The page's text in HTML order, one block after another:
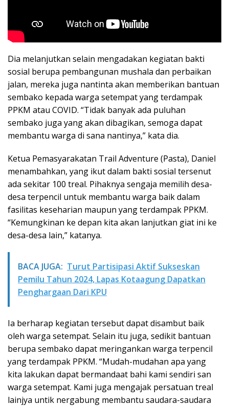
Dia melanjutkan selain mengadakan kegiatan bakti
sosial berupa pembangunan mushala dan perbaikan
jalan, mereka juga nantinta akan memberikan bantuan
sembako kepada warga setempat yang terdampak
PPKM atau COVID. “Tidak banyak ada puluhan
sembako juga yang akan dibagikan, semoga dapat
membantu warga di sana nantinya,” kata dia.
Ketua Pemasyarakatan Trail Adventure (Pasta), Daniel
menambahkan, yang ikut dalam bakti sosial tersenut
ada sekitar 100 treal. Pihaknya sengaja memilih desa-
desa terpencil untuk membantu warga baik dalam
fasilitas keseharian maupun yang terdampak PPKM.
“Kemungkinan ke depan kita akan lanjutkan giat ini ke
desa-desa lain,” katanya.
BACA JUGA: Turut Partisipasi Aktif Sukseskan
Pemilu Tahun 2024, Lapas Kotaagung Dapatkan
Penghargaan Dari KPU
Ia berharap kegiatan tersebut dapat disambut baik
oleh warga setempat. Selain itu juga, sedikit bantuan
berupa sembako dapat meringankan warga terpencil
yang terdampak PPKM. “Mudah-mudahan apa yang
kita lakukan dapat bermandaat bahi kami sendiri san
warga setempat. Kami juga mengajak persatuan treal
lainjya untik nergabung membantu saudara-saudara